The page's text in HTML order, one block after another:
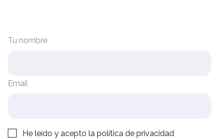
Tu nombre
Email
He leído y acepto la política de privacidad